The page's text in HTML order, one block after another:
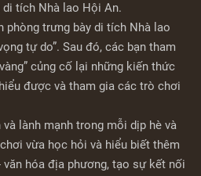
tích Nhà lao Hội An.
phòng trưng bày di tích Nhà lao
tự do”. Sau đó, các bạn tham
củng cố lại những kiến thức
được và tham gia các trò chơi
lành mạnh trong mỗi dịp hè và
vừa học hỏi và hiểu biết thêm
hóa địa phương, tạo sự kết nối